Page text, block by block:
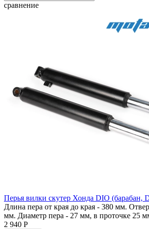
сравнение
Перья вилки скутер Хонда DIO
Длина пера от края до края - 380 мм.
мм. Диаметр пера - 27 мм, в проточке 25
2 940 Р